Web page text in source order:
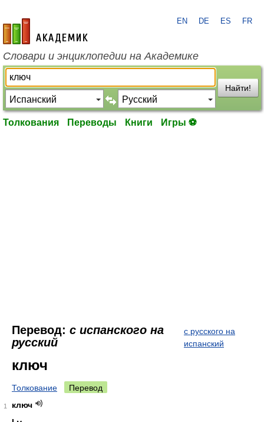
academic.ru
EN DE ES FR
Словари и энциклопедии на Академике
Найти!
Толкования Переводы Книги Игры ⚽
Перевод: с испанского на
русский
с русского на
испанский
ключ
Толкование Перевод
1
ключ